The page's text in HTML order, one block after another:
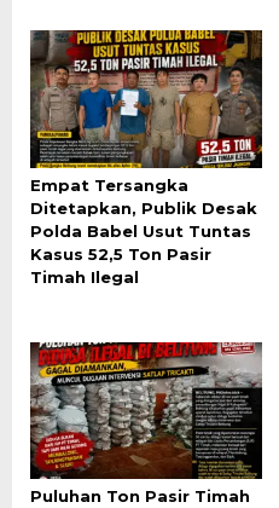
Empat Tersangka
Ditetapkan, Publik Desak
Polda Babel Usut Tuntas
Kasus 52,5 Ton Pasir
Timah Ilegal
Puluhan Ton Pasir Timah